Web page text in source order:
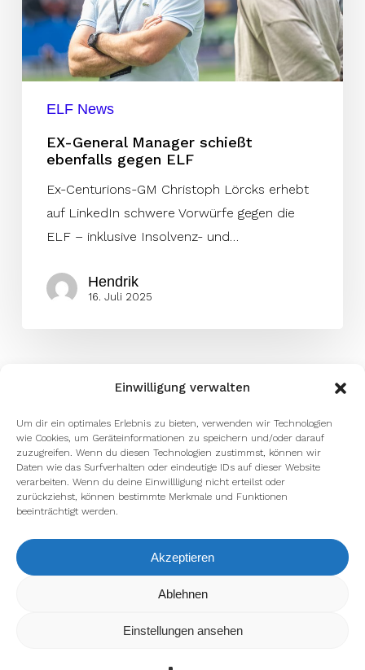
Einwilligung verwalten
Um dir ein optimales Erlebnis zu bieten, verwenden wir Technologien
wie Cookies, um Geräteinformationen zu speichern und/oder darauf
zuzugreifen. Wenn du diesen Technologien zustimmst, können wir
Daten wie das Surfverhalten oder eindeutige IDs auf dieser Website
verarbeiten. Wenn du deine Einwillligung nicht erteilst oder
zurückziehst, können bestimmte Merkmale und Funktionen
beeinträchtigt werden.
Akzeptieren
Ablehnen
Einstellungen ansehen
ELF
ELF News
EX-General Manager schießt
ebenfalls gegen ELF
Ex-Centurions-GM Christoph Lörcks erhebt
auf LinkedIn schwere Vorwürfe gegen die
ELF – inklusive Insolvenz- und…
Hendrik
16. Juli 2025
Wir verwenden Cookies, um dir die bestmögliche Erfahrung auf
kannst du erfahren, welche Cookies wir
verwenden oder sie ausschalten.